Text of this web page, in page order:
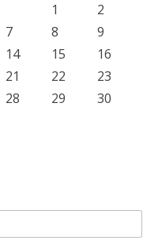
1
2
7 8
9
14 15
16
21 22
23
28 29
30